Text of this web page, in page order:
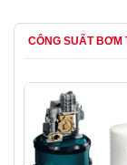
CÔNG SUẤT BƠM